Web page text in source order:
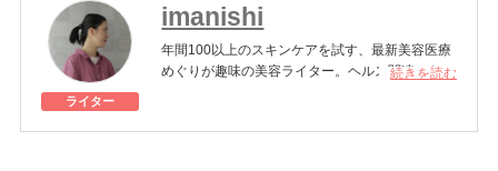
ライター
imanishi
年間100以上のスキンケアを試す、最新美容医療
めぐりが趣味の美容ライター。ヘルス関連のトピ
美容医療施術歴：ボトックス注射、シミ取りレー
続きを読む